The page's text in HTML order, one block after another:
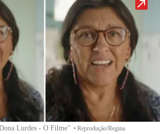
Lurdes - O Filme" • Reprodução/Regina